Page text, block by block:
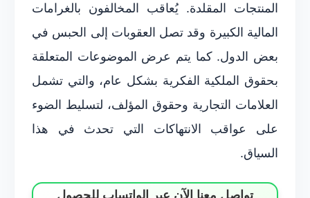
المنتجات المقلدة. يُعاقب المخالفون بالغرامات
المالية الكبيرة وقد تصل العقوبات إلى الحبس في
بعض الدول. كما يتم عرض الموضوعات المتعلقة
بحقوق الملكية الفكرية بشكل عام، والتي تشمل
العلامات التجارية وحقوق المؤلف، لتسليط الضوء
على عواقب الانتهاكات التي تحدث في هذا
السياق.